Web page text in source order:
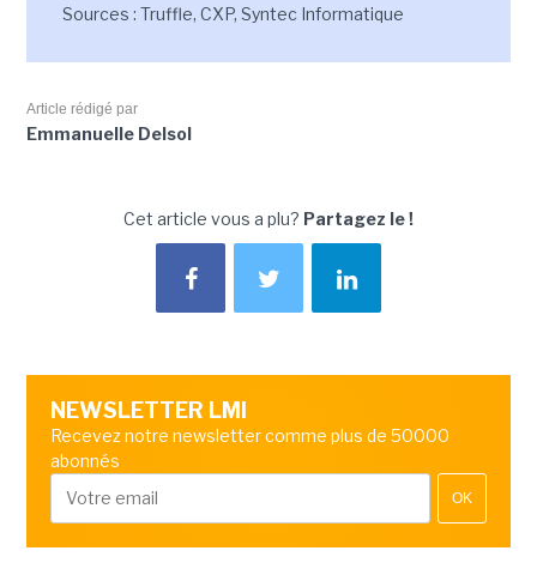
Sources : Truffle, CXP, Syntec Informatique
Article rédigé par
Emmanuelle Delsol
Cet article vous a plu? Partagez le !
NEWSLETTER LMI
Recevez notre newsletter comme plus de 50000
abonnés
OK